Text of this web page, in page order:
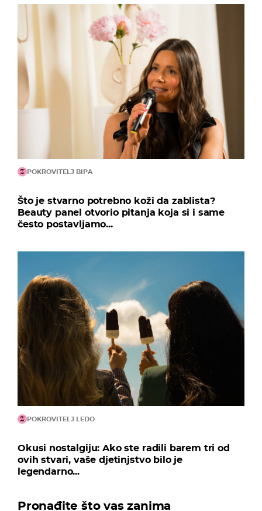
POKROVITELJ BIPA
Što je stvarno potrebno koži da zablista?
Beauty panel otvorio pitanja koja si i same
često postavljamo...
POKROVITELJ LEDO
Okusi nostalgiju: Ako ste radili barem tri od
ovih stvari, vaše djetinjstvo bilo je
legendarno...
Pronađite što vas zanima